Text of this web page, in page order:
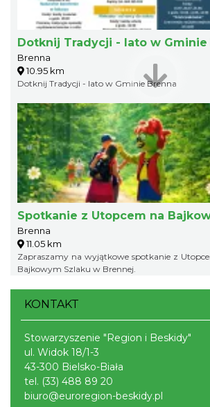
Dotknij Tradycji - lato w Gminie
Brenna
10.95 km
Dotknij Tradycji - lato w Gminie Brenna
Spotkanie z Utopcem na
Brenna
11.05 km
Zapraszamy na wyjątkowe spotkanie z
Bajkowym Szlaku w Brennej.
KONTAKT
Stowarzyszenie "Region i Beskidy"
ul. Widok 18/1-3
43-300 Bielsko-Biała
tel. (33) 488 89 20
biuro@euroregion-beskidy.pl